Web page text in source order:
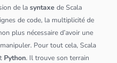
de lasyntaxe de Scala
de code, la multiplicité de
plus nécessaire d’avoir une
Pour tout cela, Scala
Python. Il trouve son terrain